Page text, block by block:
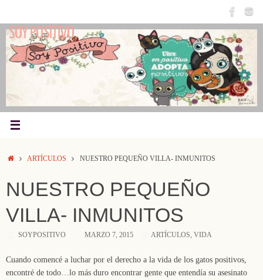
contenido
SOY POSITIVO
INICIOARTÍCULOS NUESTRO PEQUEÑO VILLA- INMUNITOS
NUESTRO PEQUEÑO
VILLA- INMUNITOS
SOYPOSITIVO MARZO 7, 2015 ARTÍCULOS VIDA
Cuando comencé a luchar por el derecho a la vida de los gatos positivos,
encontré de todo…lo más duro encontrar gente que entendía su asesinato